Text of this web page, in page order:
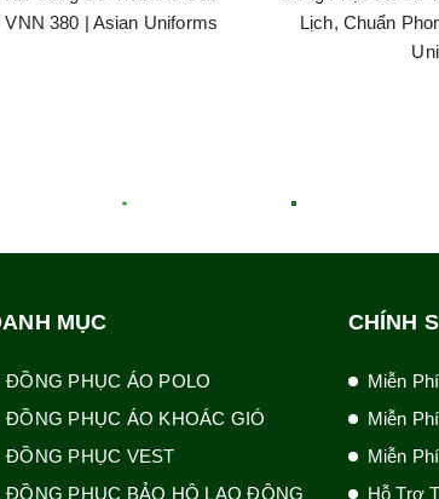
380 | Asian Uniforms
Lịch, Chuẩn
MỤC
ĐỒNG PHỤC ÁO POLO
ĐỒNG PHỤC ÁO KHOÁC GIÓ
ĐỒNG PHỤC VEST
ĐỒNG PHỤC BẢO HỘ LAO ĐỘNG
CHÍNH
Miễn
Miễn
Miễn
Hỗ Trợ